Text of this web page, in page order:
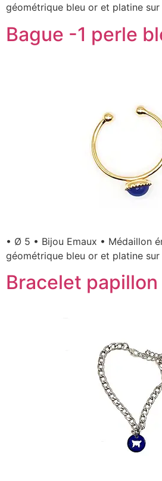
géométrique bleu or et platine
Bague -1 perle
• Ø 5 • Bijou Emaux • Médaillon
géométrique bleu or et platine
Bracelet